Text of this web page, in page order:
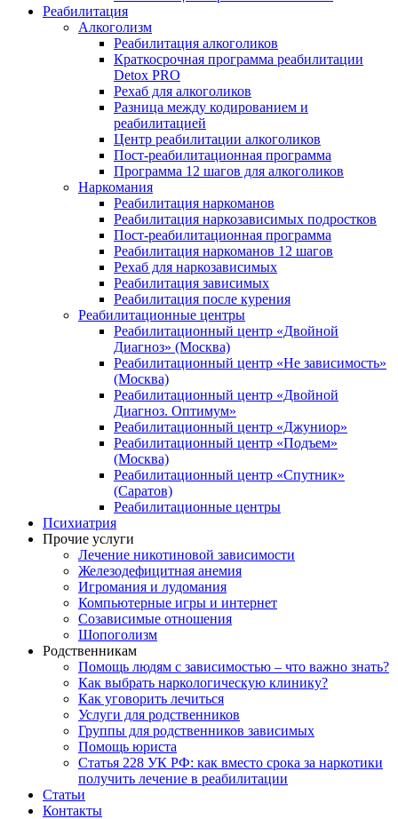
Реабилитация
Алкоголизм
Реабилитация алкоголиков
Краткосрочная программа реабилитации
Detox PRO
Рехаб для алкоголиков
Разница между кодированием и
реабилитацией
Центр реабилитации алкоголиков
Пост-реабилитационная программа
Программа 12 шагов для алкоголиков
Наркомания
Реабилитация наркоманов
Реабилитация наркозависимых подростков
Пост-реабилитационная программа
Реабилитация наркоманов 12 шагов
Рехаб для наркозависимых
Реабилитация зависимых
Реабилитация после курения
Реабилитационные центры
Реабилитационный центр «Двойной
Диагноз» (Москва)
Реабилитационный центр «Не зависимость»
(Москва)
Реабилитационный центр «Двойной
Диагноз. Оптимум»
Реабилитационный центр «Джуниор»
Реабилитационный центр «Подъем»
(Москва)
Реабилитационный центр «Спутник»
(Саратов)
Реабилитационные центры
Психиатрия
Прочие услуги
Лечение никотиновой зависимости
Железодефицитная анемия
Игромания и лудомания
Компьютерные игры и интернет
Созависимые отношения
Шопоголизм
Родственникам
Помощь людям с зависимостью – что важно знать?
Как выбрать наркологическую клинику?
Как уговорить лечиться
Услуги для родственников
Группы для родственников зависимых
Помощь юриста
Статья 228 УК РФ: как вместо срока за наркотики
получить лечение в реабилитации
Статьи
Контакты